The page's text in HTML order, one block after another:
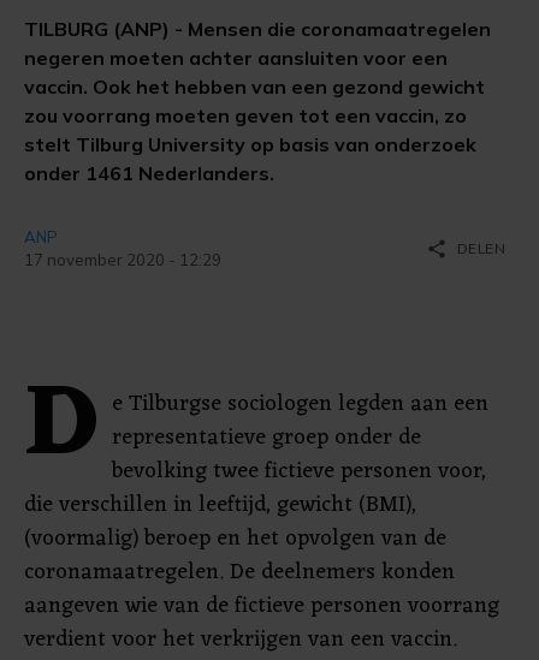
TILBURG (ANP) - Mensen die coronamaatregelen
negeren moeten achter aansluiten voor een
vaccin. Ook het hebben van een gezond gewicht
zou voorrang moeten geven tot een vaccin, zo
stelt Tilburg University op basis van onderzoek
onder 1461 Nederlanders.
ANP
17 november 2020 - 12:29
share DELEN
D e Tilburgse sociologen legden aan een
representatieve groep onder de
bevolking twee fictieve personen voor,
die verschillen in leeftijd, gewicht (BMI),
(voormalig) beroep en het opvolgen van de
coronamaatregelen. De deelnemers konden
aangeven wie van de fictieve personen voorrang
verdient voor het verkrijgen van een vaccin.